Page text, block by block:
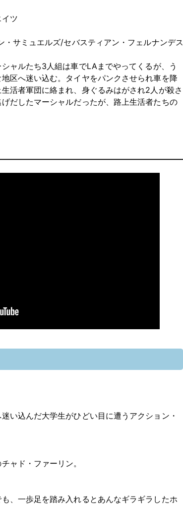
ツ
サミュエルズ/セバスティアン・フェルナンデス
ャルたち3人組は車でLAまでやってくるが、う
区へ迷い込む。タイヤをパンクさせられ車を降
活者軍団に絡まれ、身ぐるみはがされ2人が殺さ
だしたマーシャルだったが、路上生活者たちの
い込んだ大学生がひどい目に遭うアクション・
ャド・ファーリン。
、一歩足を踏み入れるとあんなギラギラしたホ